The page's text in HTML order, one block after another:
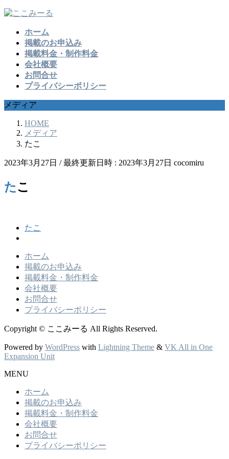
コ
ッ
プ
ナ
移
動
ホーム
掲載のお申込み
掲載料金・制作料金
会社概要
お問合せ
プライバシーポリシー
メディア
HOME
メディア
たこ
2023年3月27日 / 最終更新日時 : 2023年3月27日 cocomiru
たこ
たこ
ホーム
掲載のお申込み
掲載料金・制作料金
会社概要
お問合せ
プライバシーポリシー
Copyright © ここみーる All Rights Reserved.
Powered by WordPress with Lightning Theme & VK All in One
Expansion Unit
MENU
ホーム
掲載のお申込み
掲載料金・制作料金
会社概要
お問合せ
プライバシーポリシー